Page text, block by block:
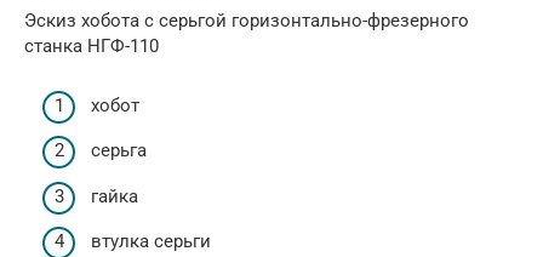
Эскиз хобота с серьгой горизонтально-фрезерного
станка НГФ-110
хобот
серьга
гайка
втулка серьги